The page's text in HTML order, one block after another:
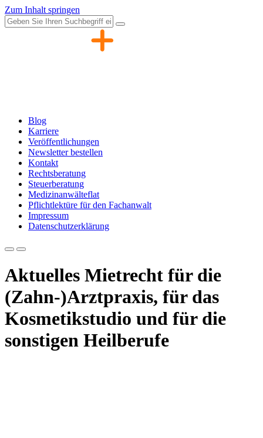
Zum Inhalt springen
Blog
Karriere
Veröffentlichungen
Newsletter bestellen
Kontakt
Rechtsberatung
Steuerberatung
Medizinanwälteflat
Pflichtlektüre für den Fachanwalt
Impressum
Datenschutzerklärung
Aktuelles Mietrecht für die
(Zahn-)Arztpraxis, für das
Kosmetikstudio und für die
sonstigen Heilberufe